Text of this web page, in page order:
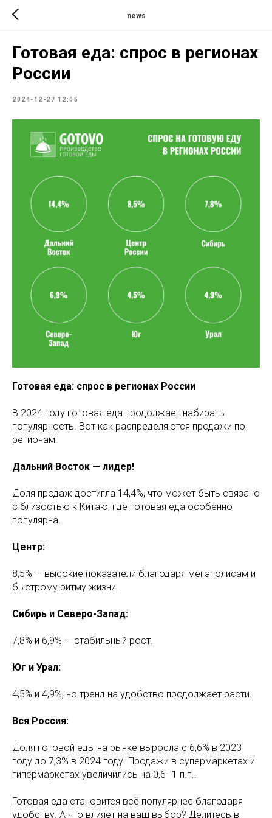
news
Готовая еда: спрос в регионах
России
2024-12-27 12:05
Готовая еда: спрос в регионах России
В 2024 году готовая еда продолжает набирать
популярность. Вот как распределяются продажи по
регионам:
Дальний Восток — лидер!
Доля продаж достигла 14,4%, что может быть связано
с близостью к Китаю, где готовая еда особенно
популярна.
Центр:
8,5% — высокие показатели благодаря мегаполисам и
быстрому ритму жизни.
Сибирь и Северо-Запад:
7,8% и 6,9% — стабильный рост.
Юг и Урал:
4,5% и 4,9%, но тренд на удобство продолжает расти.
Вся Россия:
Доля готовой еды на рынке выросла с 6,6% в 2023
году до 7,3% в 2024 году. Продажи в супермаркетах и
гипермаркетах увеличились на 0,6–1 п.п..
Готовая еда становится всё популярнее благодаря
удобству. А что влияет на ваш выбор? Делитесь в